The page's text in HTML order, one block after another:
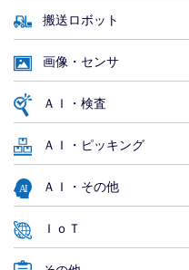
搬送ロボット
画像・センサ
ＡＩ・検査
ＡＩ・ピッキング
ＡＩ・その他
ＩｏＴ